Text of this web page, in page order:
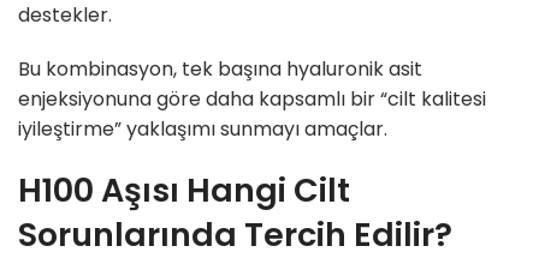
destekler.
Bu kombinasyon, tek başına hyaluronik asit
enjeksiyonuna göre daha kapsamlı bir “cilt kalitesi
iyileştirme” yaklaşımı sunmayı amaçlar.
H100 Aşısı Hangi Cilt
Sorunlarında Tercih Edilir?